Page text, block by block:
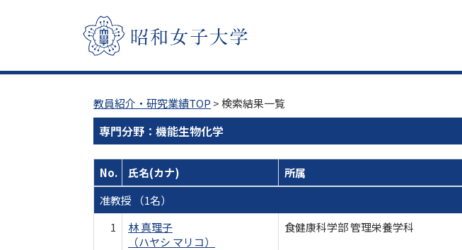
教員紹介・研究業績TOP > 検索結果一覧
専門分野：機能生物化学
No. 氏名(カナ) 所属
准教授 （1名）
1
林 真理子
（ハヤシ マリコ）
食健康科学部 管理栄養学科